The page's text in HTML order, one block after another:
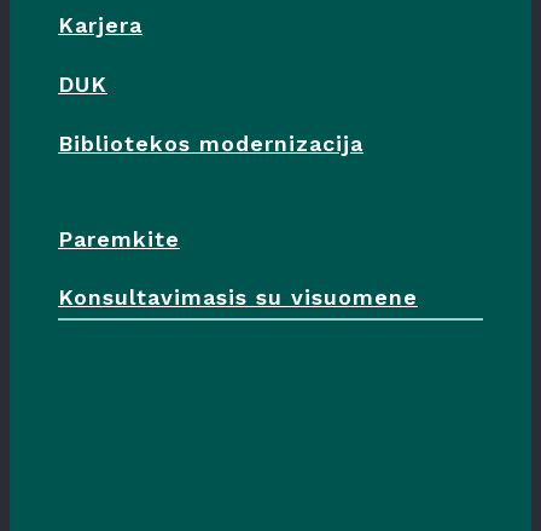
Karjera
DUK
Bibliotekos modernizacija
Paremkite
Konsultavimasis su visuomene